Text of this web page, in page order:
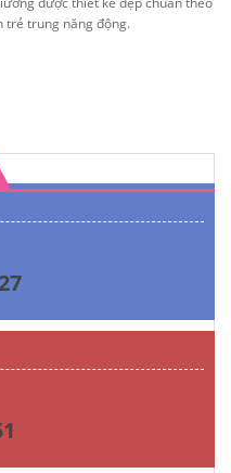
trẻ trung năng động.